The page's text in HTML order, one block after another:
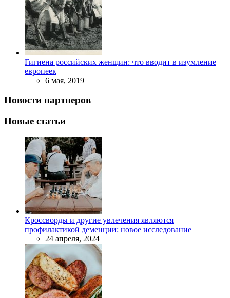
Гигиена российских женщин: что вводит в изумление
европеек
6 мая, 2019
Новости партнеров
Новые статьи
Кроссворды и другие увлечения являются
профилактикой деменции: новое исследование
24 апреля, 2024